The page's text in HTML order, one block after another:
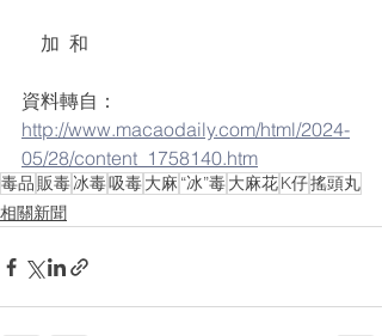
加  和
資料轉自：
http://www.macaodaily.com/html/2024-
05/28/content_1758140.htm
毒品販毒冰毒吸毒大麻 “冰”毒大麻花K仔搖頭丸
相關新聞